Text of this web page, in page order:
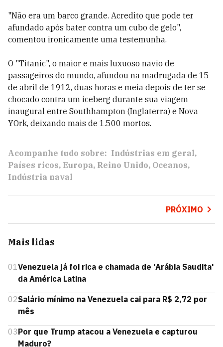
"Não era um barco grande. Acredito que pode ter
afundado após bater contra um cubo de gelo",
comentou ironicamente uma testemunha.
O "Titanic", o maior e mais luxuoso navio de
passageiros do mundo, afundou na madrugada de 15
de abril de 1912, duas horas e meia depois de ter se
chocado contra um iceberg durante sua viagem
inaugural entre Southhampton (Inglaterra) e Nova
YOrk, deixando mais de 1.500 mortos.
Acompanhe tudo sobre: Indústrias em geral
Países ricos Europa Reino Unido Oceanos
Indústria naval
PRÓXIMO
Mais lidas
01Venezuela já foi rica e chamada de 'Arábia Saudita'
da América Latina
02Salário mínimo na Venezuela cai para R$ 2,72 por
mês
03Por que Trump atacou a Venezuela e capturou
Maduro?